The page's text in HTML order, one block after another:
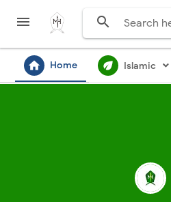
 
home Home ecodIslamic